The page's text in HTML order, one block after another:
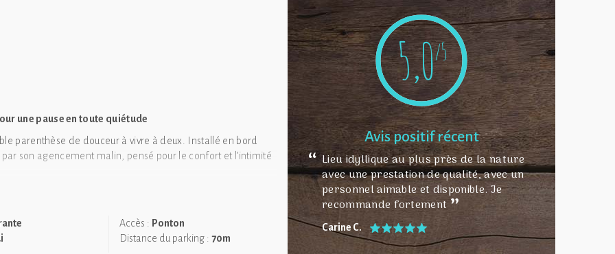
une pause en toute quiétude
parenthèse de douceur à vivre à deux. Installé en bord
son agencement malin, pensé pour le confort et l’intimité
lit double, douillet et accueillant, invite à la détente, tandis
privative pour une balade tranquille sur l’étang.
Accès : Ponton
Distance du parking : 70m
5,0/5
Avis positif récent
Lieu idyllique au plus près de la nature
avec une prestation de qualité, avec un
personnel aimable et disponible. Je
recommande fortement
Carine C.